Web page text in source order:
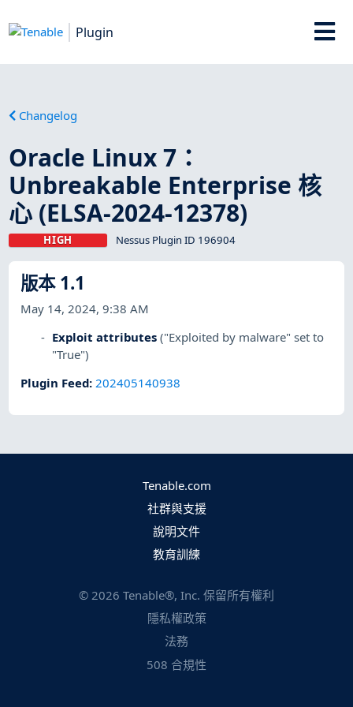
Plugin
Changelog
Oracle Linux 7：
Unbreakable Enterprise 核
心 (ELSA-2024-12378)
HIGH Nessus Plugin ID 196904
版本 1.1
May 14, 2024, 9:38 AM
Exploit attributes ("Exploited by malware" set to
"True")
Plugin Feed:202405140938
Tenable.com
社群與支援
說明文件
教育訓練
© 2026 Tenable®, Inc. 保留所有權利
隱私權政策
法務
508 合規性